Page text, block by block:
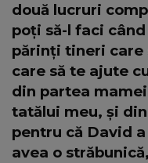
două lucruri
poți să-l faci
părinți tineri care
care să te ajute
din partea
tatălui meu, și
pentru că David
avea o